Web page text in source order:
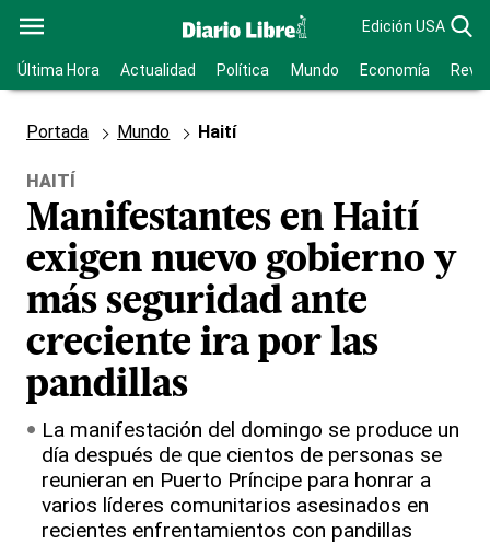
Edición USA
Última Hora Actualidad Política Mundo Economía
Portada Mundo Haití
HAITÍ
Manifestantes en Haití
exigen nuevo gobierno y
más seguridad ante
creciente ira por las
pandillas
La manifestación del domingo se produce un
día después de que cientos de personas se
reunieran en Puerto Príncipe para honrar a
varios líderes comunitarios asesinados en
recientes enfrentamientos con pandillas